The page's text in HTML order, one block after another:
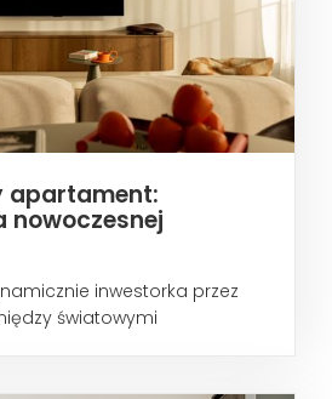
apartament:
inwestorka przez
światowymi